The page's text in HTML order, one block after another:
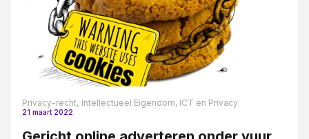
Privacy-recht, Intellectueel Eigendom, ICT en Privacy
21 maart 2022